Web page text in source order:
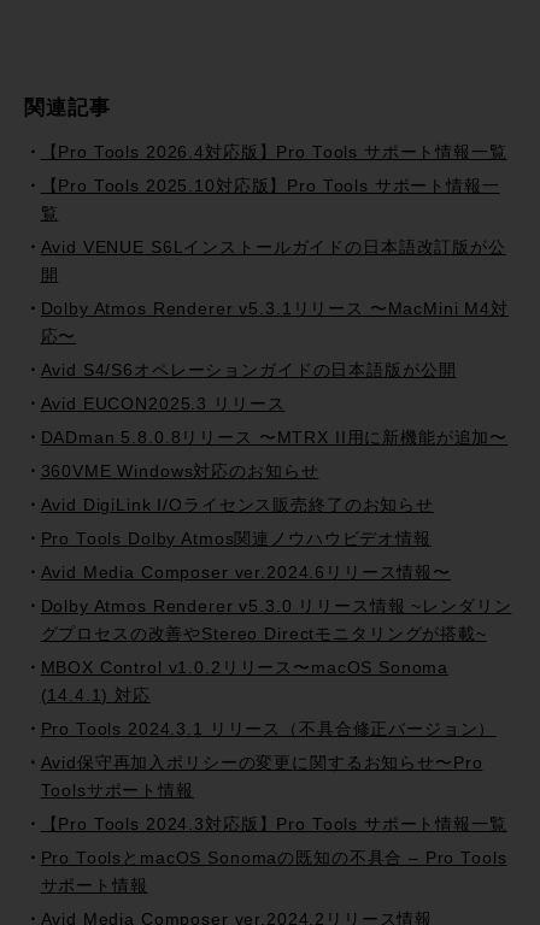
関連記事
【Pro Tools 2026.4対応版】Pro Tools サポート情報一覧
【Pro Tools 2025.10対応版】Pro Tools サポート情報一
覧
Avid VENUE S6Lインストールガイドの日本語改訂版が公
開
Dolby Atmos Renderer v5.3.1リリース 〜MacMini M4対
応〜
Avid S4/S6オペレーションガイドの日本語版が公開
Avid EUCON2025.3 リリース
DADman 5.8.0.8リリース 〜MTRX II用に新機能が追加〜
360VME Windows対応のお知らせ
Avid DigiLink I/Oライセンス販売終了のお知らせ
Pro Tools Dolby Atmos関連ノウハウビデオ情報
Avid Media Composer ver.2024.6リリース情報〜
Dolby Atmos Renderer v5.3.0 リリース情報 ~レンダリン
グプロセスの改善やStereo Directモニタリングが搭載~
MBOX Control v1.0.2リリース〜macOS Sonoma
(14.4.1) 対応
Pro Tools 2024.3.1 リリース（不具合修正バージョン）
Avid保守再加入ポリシーの変更に関するお知らせ〜Pro
Toolsサポート情報
【Pro Tools 2024.3対応版】Pro Tools サポート情報一覧
Pro ToolsとmacOS Sonomaの既知の不具合 – Pro Tools
サポート情報
Avid Media Composer ver.2024.2リリース情報